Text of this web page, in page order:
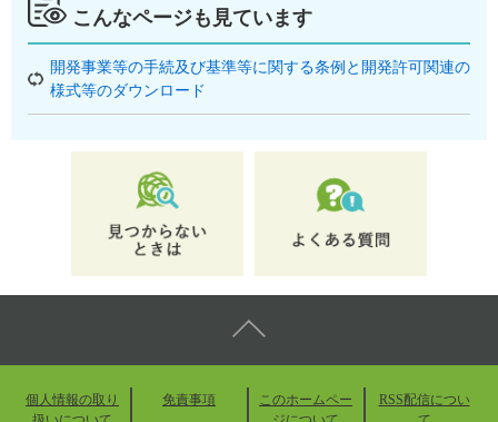
こんなページも見ています
開発事業等の手続及び基準等に関する条例と開発許可関連の
様式等のダウンロード
個人情報の取り
免責事項
このホームペー
RSS配信につい